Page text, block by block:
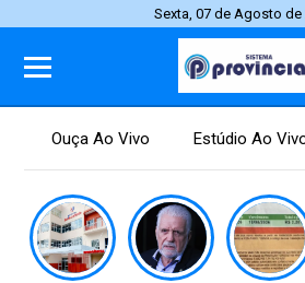
Sexta, 07 de Agosto de
Ouça Ao Vivo Estúdio Ao